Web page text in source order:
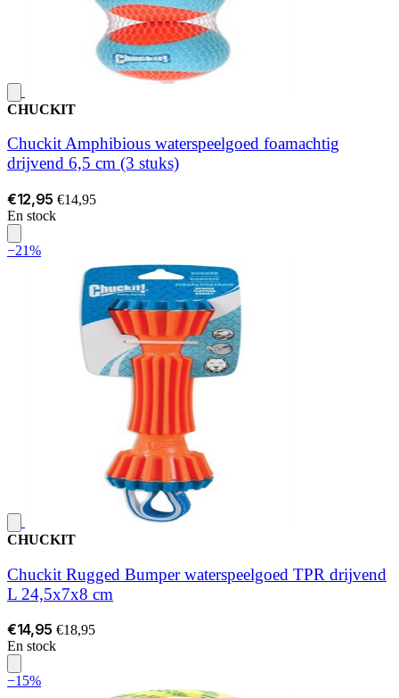
CHUCKIT
Chuckit Amphibious waterspeelgoed foamachtig
drijvend 6,5 cm (3 stuks)
€12,95 €14,95
En stock
−21%
CHUCKIT
Chuckit Rugged Bumper waterspeelgoed TPR drijvend
L 24,5x7x8 cm
€14,95 €18,95
En stock
−15%